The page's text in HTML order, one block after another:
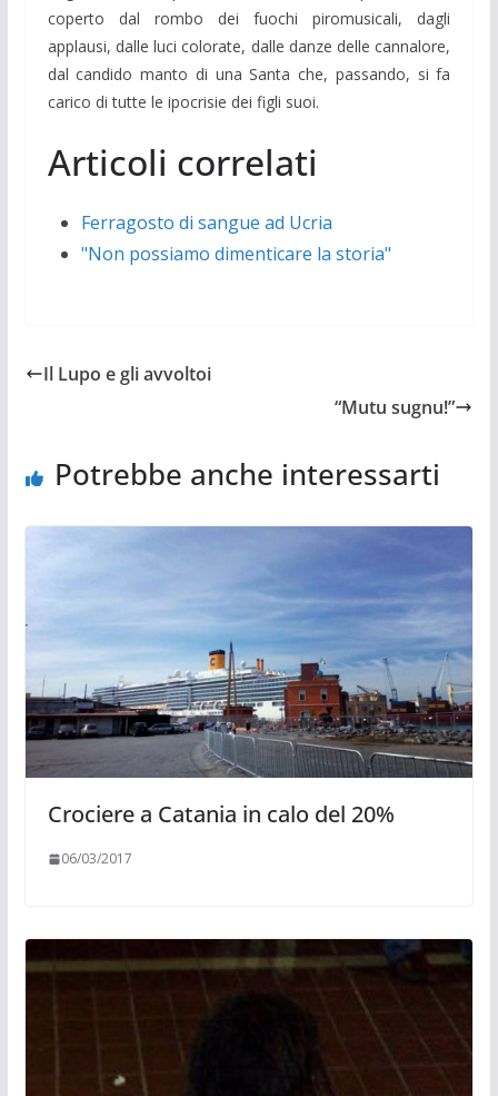
coperto dal rombo dei fuochi piromusicali, dagli
applausi, dalle luci colorate, dalle danze delle cannalore,
dal candido manto di una Santa che, passando, si fa
carico di tutte le ipocrisie dei figli suoi.
Articoli correlati
Ferragosto di sangue ad Ucria
"Non possiamo dimenticare la storia"
Il Lupo e gli avvoltoi
“Mutu sugnu!”
Potrebbe anche interessarti
Crociere a Catania in calo del 20%
06/03/2017